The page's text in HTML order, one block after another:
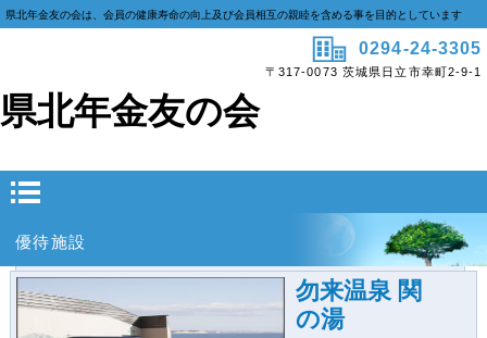
県北年金友の会は、会員の健康寿命の向上及び会員相互の親睦を含める事を目的としています
0294-24-3305
〒317-0073 茨城県日立市幸町2-9-1
県北年金友の会
優待施設
勿来温泉 関
の湯